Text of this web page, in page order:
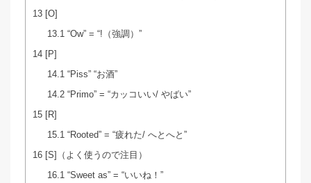
13[O]
13.1“Ow” = “!（強調）”
14[P]
14.1“Piss” “お酒”
14.2“Primo” = “カッコいい/ やばい”
15[R]
15.1“Rooted” = “疲れた/ へとへと”
16[S]（よく使うので注目）
16.1“Sweet as” = “いいね！”